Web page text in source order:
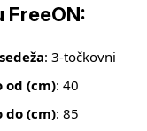
: 3‑točkovni
od (cm): 40
do (cm): 85